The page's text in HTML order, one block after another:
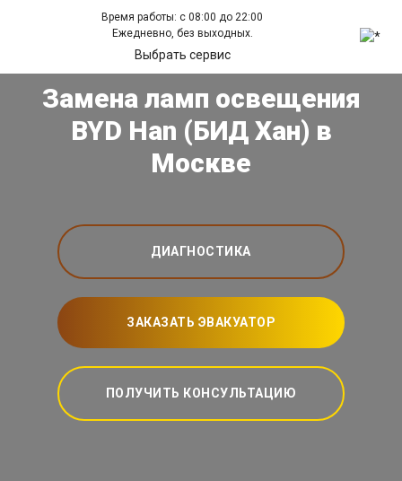
Время работы: с 08:00 до 22:00
Ежедневно, без выходных.
Выбрать сервис
Замена ламп освещения
BYD Han (БИД Хан) в
Москве
ДИАГНОСТИКА
ЗАКАЗАТЬ ЭВАКУАТОР
ПОЛУЧИТЬ КОНСУЛЬТАЦИЮ